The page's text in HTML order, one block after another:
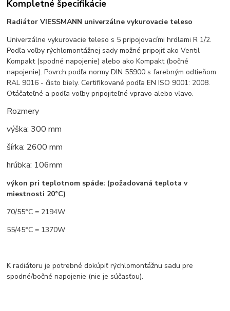
Kompletné špecifikácie
Radiátor VIESSMANN univerzálne vykurovacie teleso
Univerzálne vykurovacie teleso s 5 pripojovacími hrdlami R 1/2.
Podľa voľby rýchlomontážnej sady možné pripojiť ako Ventil
Kompakt (spodné napojenie) alebo ako Kompakt (bočné
napojenie). Povrch podľa normy DIN 55900 s farebným odtieňom
RAL 9016 - čisto biely. Certifikované podľa EN ISO 9001: 2008.
Otáčateľné a podľa voľby pripojiteľné vpravo alebo vľavo.
Rozmery
výška: 300 mm
šírka: 2600 mm
hrúbka: 106mm
výkon pri teplotnom spáde: (požadovaná teplota v
miestnosti 20°C)
70/55°C = 2194W
55/45°C = 1370W
K radiátoru je potrebné dokúpiť rýchlomontážnu sadu pre
spodné/bočné napojenie (nie je súčasťou).